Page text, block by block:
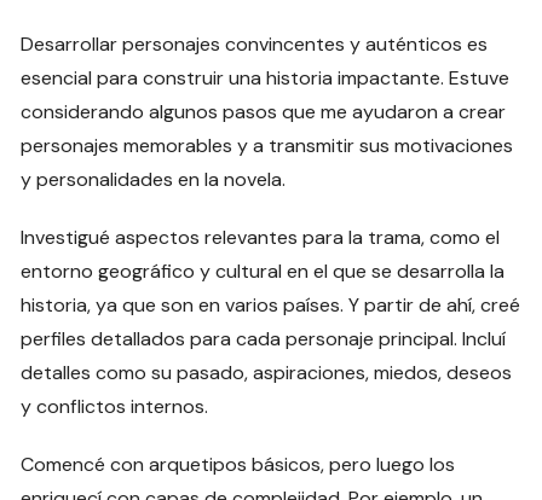
Desarrollar personajes convincentes y auténticos es
esencial para construir una historia impactante. Estuve
considerando algunos pasos que me ayudaron a crear
personajes memorables y a transmitir sus motivaciones
y personalidades en la novela.
Investigué aspectos relevantes para la trama, como el
entorno geográfico y cultural en el que se desarrolla la
historia, ya que son en varios países. Y partir de ahí, creé
perfiles detallados para cada personaje principal. Incluí
detalles como su pasado, aspiraciones, miedos, deseos
y conflictos internos.
Comencé con arquetipos básicos, pero luego los